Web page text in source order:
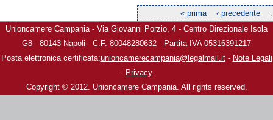
« prima ‹ precedente
Unioncamere Campania - Via Giovanni Porzio, 4 - Centro Direzionale Isola
G8 - 80143 Napoli - C.F. 80048280632 - Partita IVA 05316391217
Posta elettronica certificata:unioncamerecampania@legalmail.it- Note Legali
- Privacy
Copyright © 2012. Unioncamere Campania. All rights reserved.